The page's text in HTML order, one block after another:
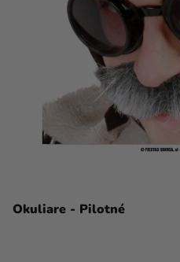
Okuliare - Pilotné